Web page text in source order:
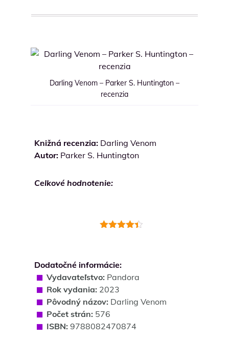
Darling Venom – Parker S. Huntington –
recenzia
Knižná recenzia:Darling Venom
Autor:Parker S. Huntington
Celkové hodnotenie:
Dodatočné informácie:
Vydavateľstvo:Pandora
Rok vydania:2023
Pôvodný názov: Darling Venom
Počet strán: 576
ISBN: 9788082470874